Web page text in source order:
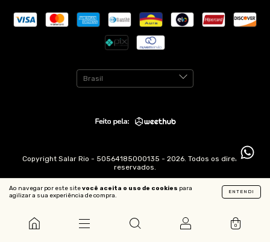
Ao navegar por este sitevocê aceita o uso de cookies para
agilizar a sua experiência de compra.
ENTENDI
0
Copyright Salar Rio - 50564185000135 - 2026. Todos os direitos
reservados.